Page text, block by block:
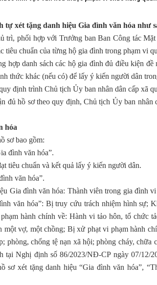
xét tặng danh hiệu Gia đình văn hóa như
trì, phối hợp với Trưởng ban Ban Công tác
tiêu chuẩn của từng hộ gia đình trong phạm vi
hợp danh sách các hộ gia đình đủ điều kiện đề
thức khác (nếu có) để lấy ý kiến người dân
định trình Chủ tịch Ủy ban nhân dân cấp xã
đủ hồ sơ theo quy định, Chủ tịch Ủy ban nhân
hóa
sơ bao gồm:
đình văn hóa”.
tiêu chuẩn và kết quả lấy ý kiến người dân.
văn hóa”.
Gia đình văn hóa: Thành viên trong gia đình
văn hóa”: Bị truy cứu trách nhiệm hình sự;
hành chính về: Hành vi tảo hôn, tổ chức
một vợ, một chồng; Bị xử phạt vi phạm hành
phòng, chống tệ nạn xã hội; phòng cháy, chữa
tại Nghị định số 86/2023/NĐ-CP ngày 07/12/
sơ xét tặng danh hiệu “Gia đình văn hóa”,